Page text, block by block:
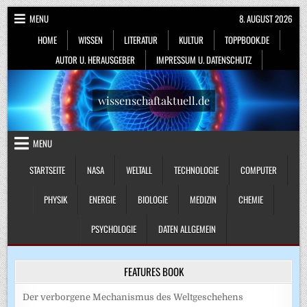
Skip
to
content
MENU
HOME
WISSEN LITERATUR KULTUR
TOPPBOOK.DE
AUTOR U. HERAUSGEBER
IMPRESSUM U. DATENSCHUTZ
8. AUGUST 2026
wissenschaftaktuell.de
MENU
STARTSEITE
NASA WELTALL TECHNOLOGIE COMPUTER
PHYSIK ENERGIE BIOLOGIE MEDIZIN CHEMIE
PSYCHOLOGIE DATEN ALLGEMEIN
FEATURES BOOK
Der verborgene Mechanismus des Weltgeschehens